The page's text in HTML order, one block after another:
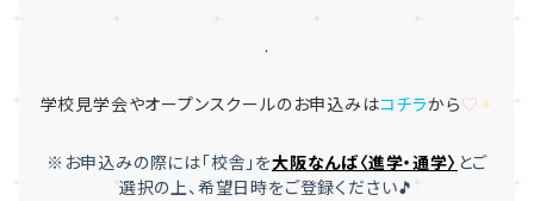
.
学校見学会やオープンスクールのお申込みはコチラから♡ ✦
※お申込みの際には「校舎」を大阪なんば〈進学・通学〉 とご
選択の上、希望日時をご登録ください🎵